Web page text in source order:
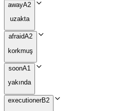
awayA2
uzakta
afraidA2
korkmuş
soonA1
yakında
executionerB2